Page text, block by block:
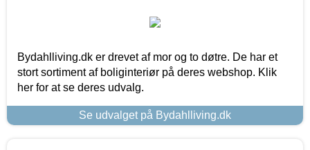
Bydahlliving.dk er drevet af mor og to døtre. De har et
stort sortiment af boliginteriør på deres webshop. Klik
her for at se deres udvalg.
Se udvalget på Bydahlliving.dk